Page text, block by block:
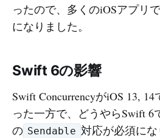
ったので、多くのiOSアプリ
になりました。
Swift 6の影響
Swift ConcurrencyがiOS 13,
った一方で、どうやらSwift 6
の Sendable 対応が必須にな